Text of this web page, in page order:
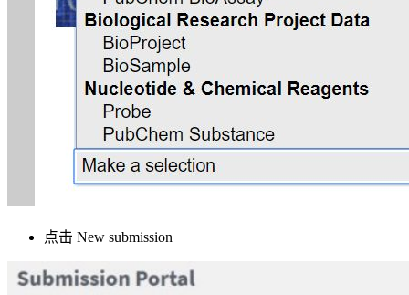
点击 New submission